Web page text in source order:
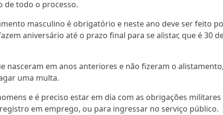
de todo o processo.
masculino é obrigatório e neste ano deve ser feito
aniversário até o prazo final para se alistar, que é 30
nasceram em anos anteriores e não fizeram o
uma multa.
e é preciso estar em dia com as obrigações
em emprego, ou para ingressar no serviço público.